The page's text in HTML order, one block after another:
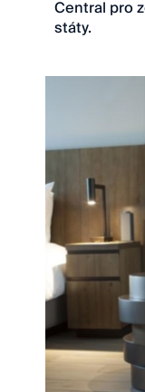
Central pro
státy.